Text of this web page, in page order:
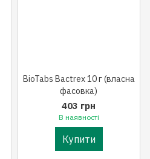
BioTabs Bactrex 10 г (власна
фасовка)
403 грн
В наявності
Купити